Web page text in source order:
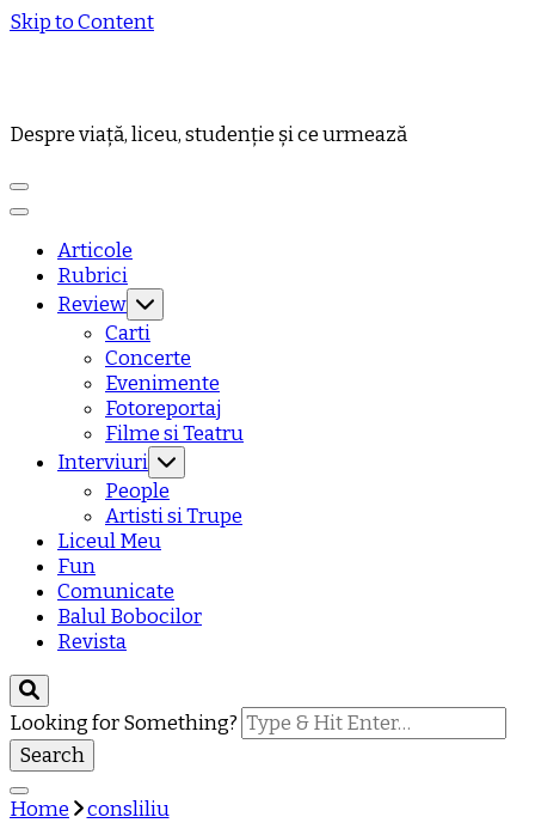
Skip to Content
Despre viață, liceu, studenție și ce urmează
Articole
Rubrici
Review
Carti
Concerte
Evenimente
Fotoreportaj
Filme si Teatru
Interviuri
People
Artisti si Trupe
Liceul Meu
Fun
Comunicate
Balul Bobocilor
Revista
Looking for Something?
Home consliliu